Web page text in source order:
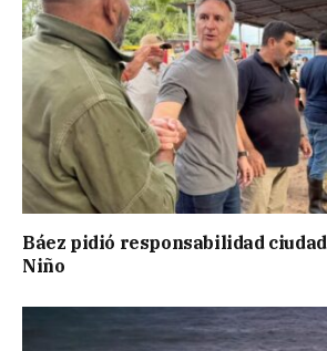
Báez pidió responsabilidad
Niño